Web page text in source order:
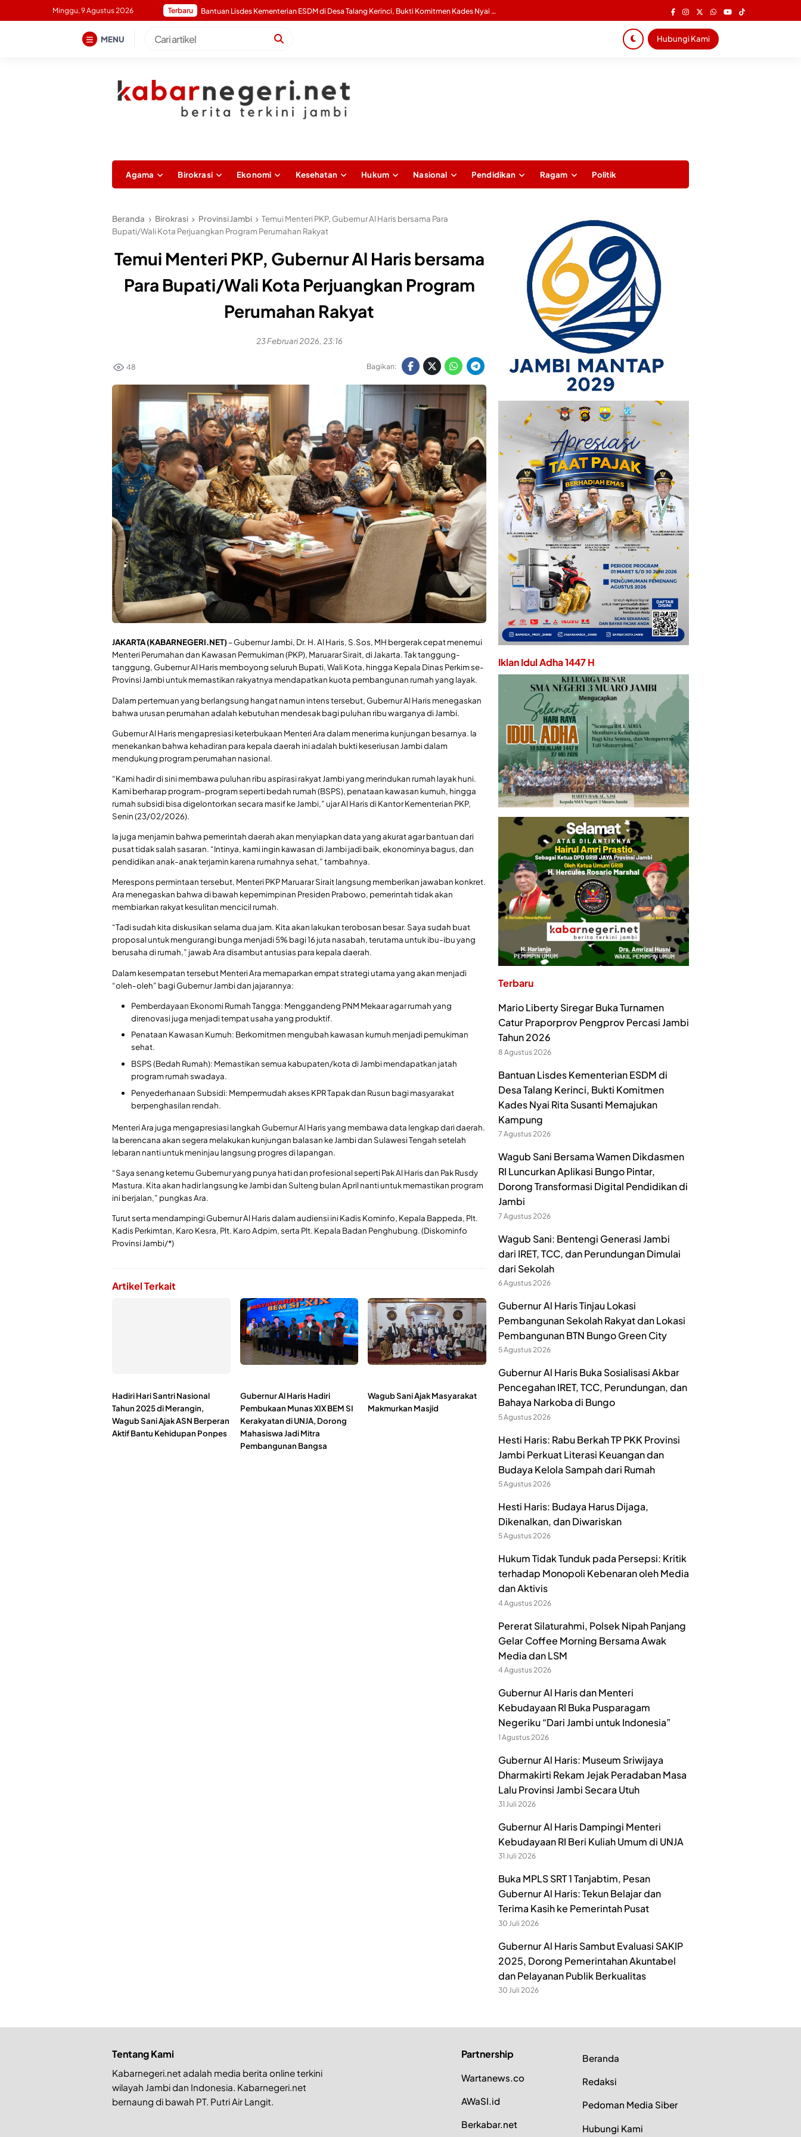
to
Minggu, 9 Agustus 2026 Terbaru Wagub Sani Bersama Wamen Dikdasmen RI Luncurkan Aplikasi Bungo Pintar, Dorong Transformasi Digital Pendidikan di Jambi
MENU Hubungi Kami
Agama Birokrasi Ekonomi Kesehatan Hukum Nasional Pendidikan Ragam Politik
Beranda Birokrasi Provinsi Jambi
Temui Menteri PKP, Gubernur Al Haris bersama Para
Bupati/Wali Kota Perjuangkan Program Perumahan Rakyat
Temui Menteri PKP, Gubernur Al Haris bersama
Para Bupati/Wali Kota Perjuangkan Program
Perumahan Rakyat
23 Februari 2026, 23:16
48 Bagikan:
JAKARTA (KABARNEGERI.NET)– Gubernur Jambi, Dr. H. Al Haris, S.Sos, MH bergerak cepat menemui
Menteri Perumahan dan Kawasan Permukiman (PKP), Maruarar Sirait, di Jakarta. Tak tanggung-
tanggung, Gubernur Al Haris memboyong seluruh Bupati, Wali Kota, hingga Kepala Dinas Perkim se-
Provinsi Jambi untuk memastikan rakyatnya mendapatkan kuota pembangunan rumah yang layak.
Dalam pertemuan yang berlangsung hangat namun intens tersebut, Gubernur Al Haris menegaskan
bahwa urusan perumahan adalah kebutuhan mendesak bagi puluhan ribu warganya di Jambi.
Gubernur Al Haris mengapresiasi keterbukaan Menteri Ara dalam menerima kunjungan besarnya. Ia
menekankan bahwa kehadiran para kepala daerah ini adalah bukti keseriusan Jambi dalam
mendukung program perumahan nasional.
“Kami hadir di sini membawa puluhan ribu aspirasi rakyat Jambi yang merindukan rumah layak huni.
Kami berharap program-program seperti bedah rumah (BSPS), penataan kawasan kumuh, hingga
rumah subsidi bisa digelontorkan secara masif ke Jambi,” ujar Al Haris di Kantor Kementerian PKP,
Senin (23/02/2026).
Ia juga menjamin bahwa pemerintah daerah akan menyiapkan data yang akurat agar bantuan dari
pusat tidak salah sasaran. “Intinya, kami ingin kawasan di Jambi jadi baik, ekonominya bagus, dan
pendidikan anak-anak terjamin karena rumahnya sehat,” tambahnya.
Merespons permintaan tersebut, Menteri PKP Maruarar Sirait langsung memberikan jawaban konkret.
Ara menegaskan bahwa di bawah kepemimpinan Presiden Prabowo, pemerintah tidak akan
membiarkan rakyat kesulitan mencicil rumah.
“Tadi sudah kita diskusikan selama dua jam. Kita akan lakukan terobosan besar. Saya sudah buat
proposal untuk mengurangi bunga menjadi 5% bagi 16 juta nasabah, terutama untuk ibu-ibu yang
berusaha di rumah,” jawab Ara disambut antusias para kepala daerah.
Dalam kesempatan tersebut Menteri Ara memaparkan empat strategi utama yang akan menjadi
“oleh-oleh” bagi Gubernur Jambi dan jajarannya:
Pemberdayaan Ekonomi Rumah Tangga: Menggandeng PNM Mekaar agar rumah yang
direnovasi juga menjadi tempat usaha yang produktif.
Penataan Kawasan Kumuh: Berkomitmen mengubah kawasan kumuh menjadi pemukiman
sehat.
BSPS (Bedah Rumah): Memastikan semua kabupaten/kota di Jambi mendapatkan jatah
program rumah swadaya.
Penyederhanaan Subsidi: Mempermudah akses KPR Tapak dan Rusun bagi masyarakat
berpenghasilan rendah.
Menteri Ara juga mengapresiasi langkah Gubernur Al Haris yang membawa data lengkap dari daerah.
Ia berencana akan segera melakukan kunjungan balasan ke Jambi dan Sulawesi Tengah setelah
lebaran nanti untuk meninjau langsung progres di lapangan.
“Saya senang ketemu Gubernur yang punya hati dan profesional seperti Pak Al Haris dan Pak Rusdy
Mastura. Kita akan hadir langsung ke Jambi dan Sulteng bulan April nanti untuk memastikan program
ini berjalan,” pungkas Ara.
Turut serta mendampingi Gubernur Al Haris dalam audiensi ini Kadis Kominfo, Kepala Bappeda, Plt.
Kadis Perkimtan, Karo Kesra, Plt. Karo Adpim, serta Plt. Kepala Badan Penghubung. (Diskominfo
Provinsi Jambi/*)
Artikel Terkait
Hadiri Hari Santri Nasional
Tahun 2025 di Merangin,
Wagub Sani Ajak ASN Berperan
Aktif Bantu Kehidupan Ponpes
Gubernur Al Haris Hadiri
Pembukaan Munas XIX BEM SI
Kerakyatan di UNJA, Dorong
Mahasiswa Jadi Mitra
Pembangunan Bangsa
Wagub Sani Ajak Masyarakat
Makmurkan Masjid
Iklan Idul Adha 1447 H
Terbaru
Mario Liberty Siregar Buka Turnamen
Catur Praporprov Pengprov Percasi Jambi
Tahun 2026
8 Agustus 2026
Bantuan Lisdes Kementerian ESDM di
Desa Talang Kerinci, Bukti Komitmen
Kades Nyai Rita Susanti Memajukan
Kampung
7 Agustus 2026
Wagub Sani Bersama Wamen Dikdasmen
RI Luncurkan Aplikasi Bungo Pintar,
Dorong Transformasi Digital Pendidikan di
Jambi
7 Agustus 2026
Wagub Sani: Bentengi Generasi Jambi
dari IRET, TCC, dan Perundungan Dimulai
dari Sekolah
6 Agustus 2026
Gubernur Al Haris Tinjau Lokasi
Pembangunan Sekolah Rakyat dan Lokasi
Pembangunan BTN Bungo Green City
5 Agustus 2026
Gubernur Al Haris Buka Sosialisasi Akbar
Pencegahan IRET, TCC, Perundungan, dan
Bahaya Narkoba di Bungo
5 Agustus 2026
Hesti Haris: Rabu Berkah TP PKK Provinsi
Jambi Perkuat Literasi Keuangan dan
Budaya Kelola Sampah dari Rumah
5 Agustus 2026
Hesti Haris: Budaya Harus Dijaga,
Dikenalkan, dan Diwariskan
5 Agustus 2026
Hukum Tidak Tunduk pada Persepsi: Kritik
terhadap Monopoli Kebenaran oleh Media
dan Aktivis
4 Agustus 2026
Pererat Silaturahmi, Polsek Nipah Panjang
Gelar Coffee Morning Bersama Awak
Media dan LSM
4 Agustus 2026
Gubernur Al Haris dan Menteri
Kebudayaan RI Buka Pusparagam
Negeriku “Dari Jambi untuk Indonesia”
1 Agustus 2026
Gubernur Al Haris: Museum Sriwijaya
Dharmakirti Rekam Jejak Peradaban Masa
Lalu Provinsi Jambi Secara Utuh
31 Juli 2026
Gubernur Al Haris Dampingi Menteri
Kebudayaan RI Beri Kuliah Umum di UNJA
31 Juli 2026
Buka MPLS SRT 1 Tanjabtim, Pesan
Gubernur Al Haris: Tekun Belajar dan
Terima Kasih ke Pemerintah Pusat
30 Juli 2026
Gubernur Al Haris Sambut Evaluasi SAKIP
2025, Dorong Pemerintahan Akuntabel
dan Pelayanan Publik Berkualitas
30 Juli 2026
Tentang Kami
Kabarnegeri.net adalah media berita online terkini
wilayah Jambi dan Indonesia. Kabarnegeri.net
bernaung di bawah PT. Putri Air Langit.
Partnership
Wartanews.co
AWaSI.id
Berkabar.net
Beranda
Redaksi
Pedoman Media Siber
Hubungi Kami